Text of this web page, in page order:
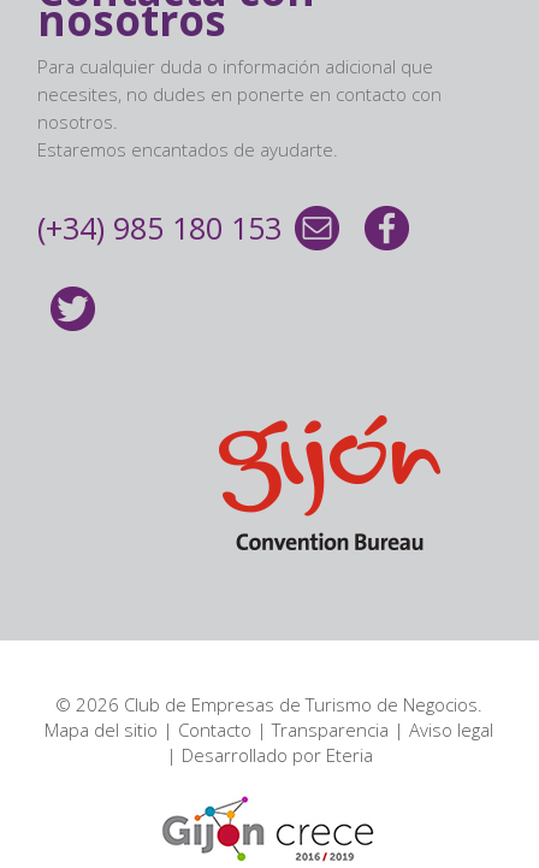
nosotros
Para cualquier duda o información adicional que
necesites, no dudes en ponerte en contacto con
nosotros.
Estaremos encantados de ayudarte.
(+34) 985 180 153
© 2026 Club de Empresas de Turismo de Negocios.
Mapa del sitio | Contacto |Transparencia |Aviso legal
| Desarrollado por Eteria